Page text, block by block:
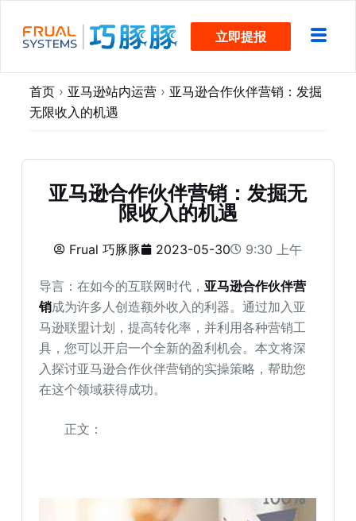
过
立即提报
首页 › 亚马逊站内运营 › 亚马逊合作伙伴营销：发掘
无限收入的机遇
亚马逊合作伙伴营销：发掘无
限收入的机遇
Frual 巧豚豚 2023-05-30 9:30 上午
导言：在如今的互联网时代，亚马逊合作伙伴营
销成为许多人创造额外收入的利器。通过加入亚
马逊联盟计划，提高转化率，并利用各种营销工
具，您可以开启一个全新的盈利机会。本文将深
入探讨亚马逊合作伙伴营销的实操策略，帮助您
在这个领域获得成功。
正文：